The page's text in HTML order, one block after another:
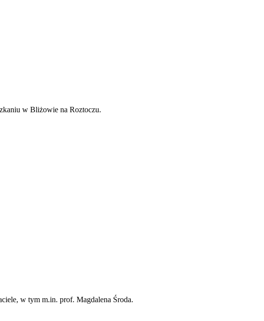
w Bliżowie na Roztoczu.
w tym m.in. prof. Magdalena Środa.